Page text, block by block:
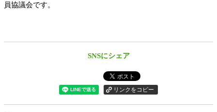
員協議会です。
SNSにシェア